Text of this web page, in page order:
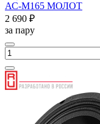
АС-М165 МОЛОТ
2 690 ₽
за пару